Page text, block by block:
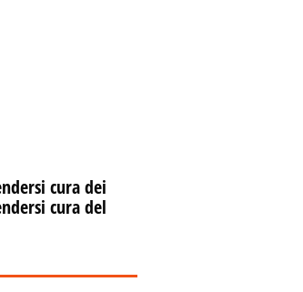
cura dei
cura del